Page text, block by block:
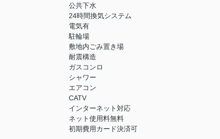
公共下水
24時間換気システム
電気有
駐輪場
敷地内ごみ置き場
耐震構造
ガスコンロ
シャワー
エアコン
CATV
インターネット対応
ネット使用料無料
初期費用カード決済可